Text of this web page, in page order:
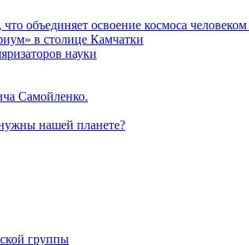
объединяет освоение космоса
в столице Камчатки
науки
Самойленко.
нашей планете?
группы